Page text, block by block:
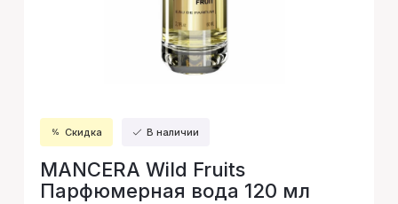
Скидка В наличии
MANCERA Wild Fruits
Парфюмерная вода 120 мл